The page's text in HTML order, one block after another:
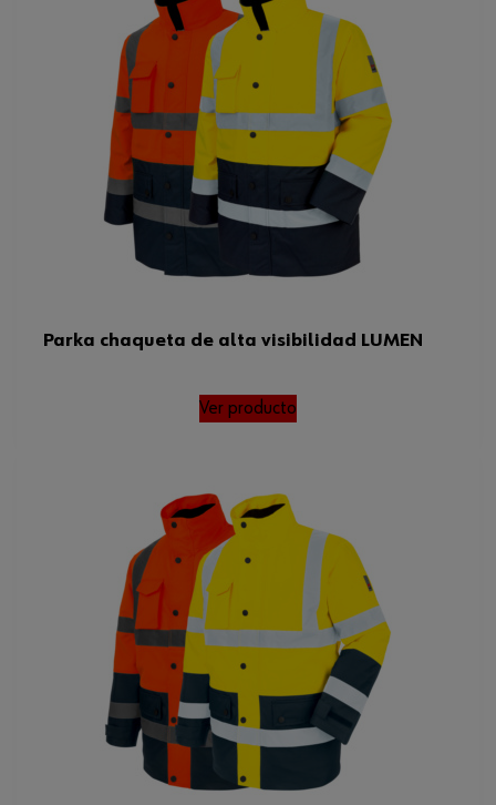
Parka chaqueta de alta visibilidad LUMEN
Ver producto